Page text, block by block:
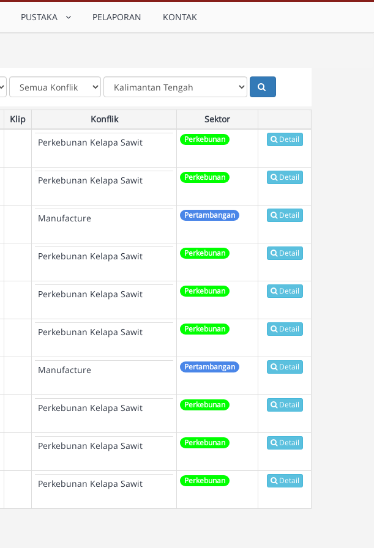
PUSTAKA PELAPORAN KONTAK
Klip Konflik
Sektor
Perkebunan Kelapa Sawit Perkebunan Detail
Perkebunan Kelapa Sawit Perkebunan Detail
Manufacture Pertambangan Detail
Perkebunan Kelapa Sawit Perkebunan Detail
Perkebunan Kelapa Sawit Perkebunan Detail
Perkebunan Kelapa Sawit Perkebunan Detail
Manufacture Pertambangan Detail
Perkebunan Kelapa Sawit Perkebunan Detail
Perkebunan Kelapa Sawit Perkebunan Detail
Perkebunan Kelapa Sawit Perkebunan Detail